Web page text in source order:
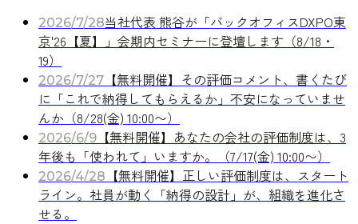
2026/7/28当社代表 熊谷が「バックオフィスDXPO東
京'26【夏】」会期内セミナーに登壇します（8/18・
19）
2026/7/27 【無料開催】その評価コメント、書くたび
に「これで納得してもらえるか」不安になっていませ
んか（8/28(金) 10:00〜）
2026/6/9 【無料開催】あなたの会社の評価制度は、3
年後も「使われて」いますか。（7/17(金) 10:00〜）
2026/4/28
【無料開催】正しい評価制度は、スタート
ライン。社員が動く「納得の設計」が、組織を進化さ
せる。